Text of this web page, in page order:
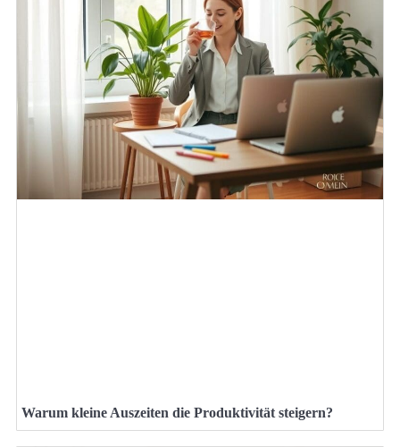
Warum kleine Auszeiten die Produktivität steigern?